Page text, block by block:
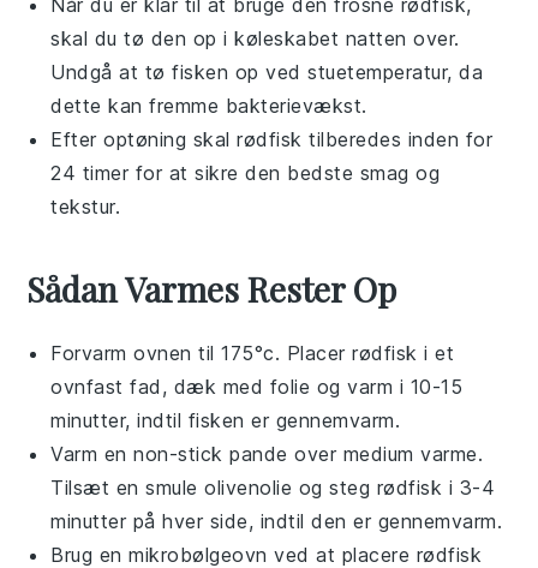
skal du tø den op i køleskabet natten over.
Undgå at tø fisken op ved stuetemperatur, da
dette kan fremme bakterievækst.
Efter optøning skalrødfisk tilberedes inden for
24 timer for at sikre den bedste smag og
tekstur.
Sådan Varmes Rester Op
Forvarm ovnen til 175°c. Placerrødfisk i et
ovnfast fad, dæk med folie og varm i 10-15
minutter, indtil fisken er gennemvarm.
Varm en non-stick pande over medium varme.
Tilsæt en smuleolivenolie og steg rødfisk i 3-4
minutter på hver side, indtil den er gennemvarm.
Brug en mikrobølgeovn ved at placere rødfisk